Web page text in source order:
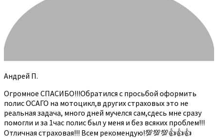
Андрей П.
Огромное СПАСИБО!!!Обратился с просьбой оформить
полис ОСАГО на мотоцикл,в других страховых это не
реальная задача, много дней мучелся сам,сдесь мне сразу
помогли и за 1час полис был у меня и без всяких проблем!!!
Отличная страховая!!! Всем рекомендую!💯💯💯👍👍👍